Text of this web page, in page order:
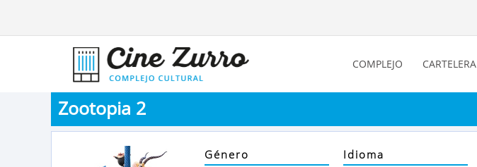
COMPLEJO CARTELERA
Zootopia 2
Género Idioma